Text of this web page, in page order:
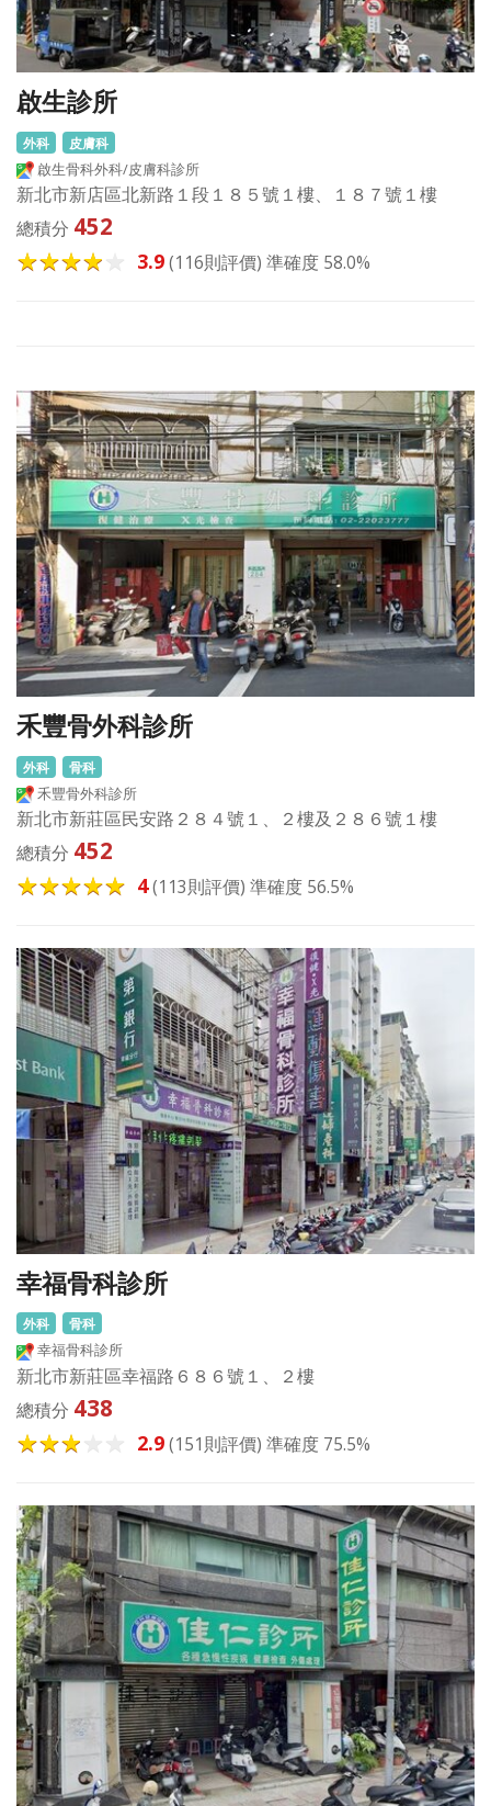
啟生診所
外科 皮膚科
啟生骨科外科/皮膚科診所
新北市新店區北新路１段１８５號１樓、１８７號１樓
總積分 452
3.9(116則評價) 準確度 58.0%
禾豐骨外科診所
外科 骨科
禾豐骨外科診所
新北市新莊區民安路２８４號１、２樓及２８６號１樓
總積分 452
4(113則評價) 準確度 56.5%
幸福骨科診所
外科 骨科
幸福骨科診所
新北市新莊區幸福路６８６號１、２樓
總積分 438
2.9(151則評價) 準確度 75.5%